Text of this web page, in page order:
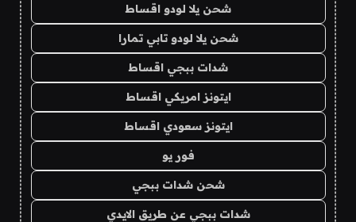
شحن يلا لودو اقساط
شحن يلا لودو تابي تمارا
شدات ببجي اقساط
ايتونز امريكي اقساط
ايتونز سعودي اقساط
فور يو
شحن شدات ببجي
شدات ببجي عن طريق الايدي